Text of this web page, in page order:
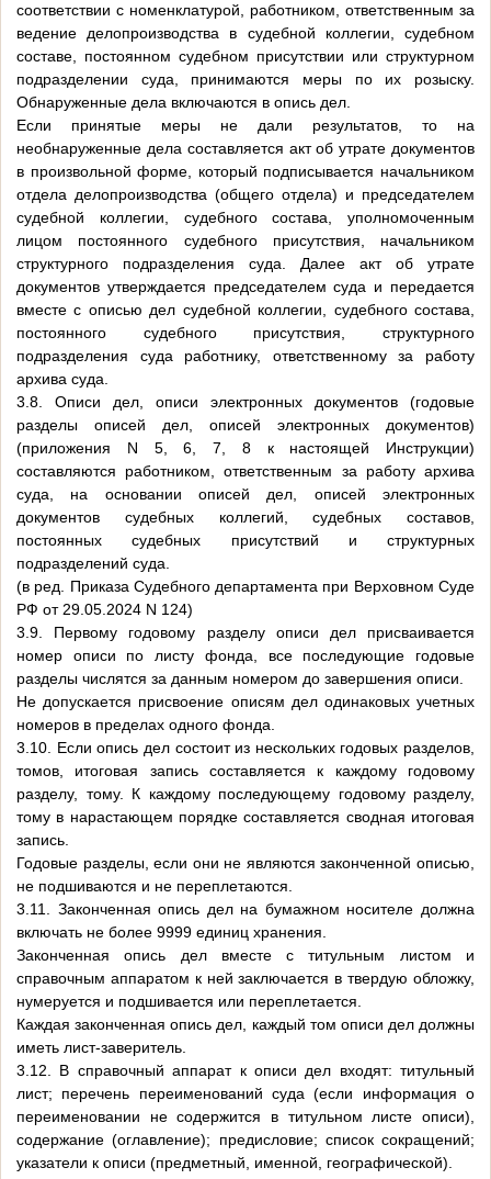
соответствии с номенклатурой, работником, ответственным за
ведение делопроизводства в судебной коллегии, судебном
составе, постоянном судебном присутствии или структурном
подразделении суда, принимаются меры по их розыску.
Обнаруженные дела включаются в опись дел.
Если принятые меры не дали результатов, то на
необнаруженные дела составляется акт об утрате документов
в произвольной форме, который подписывается начальником
отдела делопроизводства (общего отдела) и председателем
судебной коллегии, судебного состава, уполномоченным
лицом постоянного судебного присутствия, начальником
структурного подразделения суда. Далее акт об утрате
документов утверждается председателем суда и передается
вместе с описью дел судебной коллегии, судебного состава,
постоянного судебного присутствия, структурного
подразделения суда работнику, ответственному за работу
архива суда.
3.8. Описи дел, описи электронных документов (годовые
разделы описей дел, описей электронных документов)
(приложения N 5, 6, 7, 8 к настоящей Инструкции)
составляются работником, ответственным за работу архива
суда, на основании описей дел, описей электронных
документов судебных коллегий, судебных составов,
постоянных судебных присутствий и структурных
подразделений суда.
(в ред. Приказа Судебного департамента при Верховном Суде
РФ от 29.05.2024 N 124)
3.9. Первому годовому разделу описи дел присваивается
номер описи по листу фонда, все последующие годовые
разделы числятся за данным номером до завершения описи.
Не допускается присвоение описям дел одинаковых учетных
номеров в пределах одного фонда.
3.10. Если опись дел состоит из нескольких годовых разделов,
томов, итоговая запись составляется к каждому годовому
разделу, тому. К каждому последующему годовому разделу,
тому в нарастающем порядке составляется сводная итоговая
запись.
Годовые разделы, если они не являются законченной описью,
не подшиваются и не переплетаются.
3.11. Законченная опись дел на бумажном носителе должна
включать не более 9999 единиц хранения.
Законченная опись дел вместе с титульным листом и
справочным аппаратом к ней заключается в твердую обложку,
нумеруется и подшивается или переплетается.
Каждая законченная опись дел, каждый том описи дел должны
иметь лист-заверитель.
3.12. В справочный аппарат к описи дел входят: титульный
лист; перечень переименований суда (если информация о
переименовании не содержится в титульном листе описи),
содержание (оглавление); предисловие; список сокращений;
указатели к описи (предметный, именной, географической).